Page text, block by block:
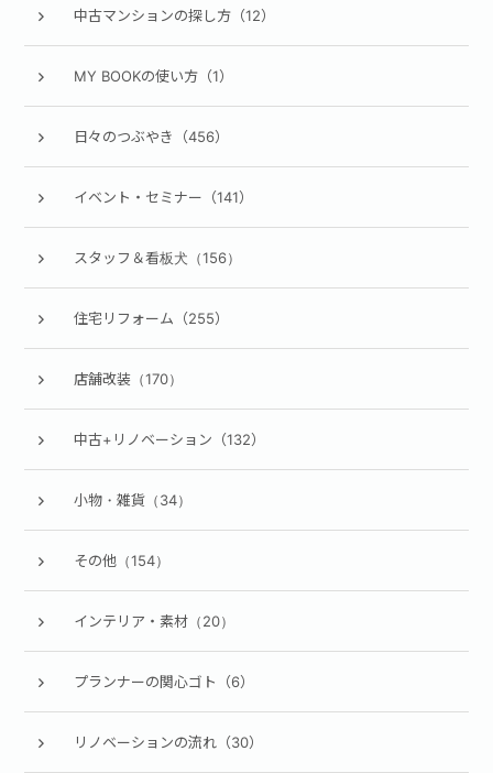
中古マンションの探し方（12）
MY BOOKの使い方（1）
日々のつぶやき（456）
イベント・セミナー（141）
スタッフ＆看板犬（156）
住宅リフォーム（255）
店舗改装（170）
中古+リノベーション（132）
小物・雑貨（34）
その他（154）
インテリア・素材（20）
プランナーの関心ゴト（6）
リノベーションの流れ（30）